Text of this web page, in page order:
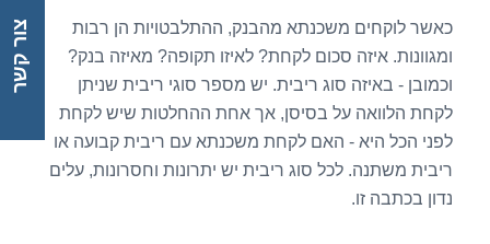
כאשר לוקחים משכנתא מהבנק, ההתלבטויות הן רבות
ומגוונות. איזה סכום לקחת? לאיזו תקופה? מאיזה בנק?
וכמובן - באיזה סוג ריבית. יש מספר סוגי ריבית שניתן
לקחת הלוואה על בסיסן, אך אחת ההחלטות שיש לקחת
לפני הכל היא - האם לקחת משכנתא עם ריבית קבועה או
ריבית משתנה. לכל סוג ריבית יש יתרונות וחסרונות, עלים
נדון בכתבה זו.
צור קשר